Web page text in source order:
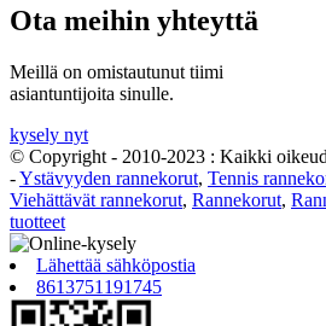
Ota meihin yhteyttä
Meillä on omistautunut tiimi
asiantuntijoita sinulle.
kysely nyt
© Copyright - 2010-2023 : Kaikki
-Ystävyyden rannekorut, Tennis
Viehättävät rannekorut, Rannekorut,
tuotteet
Lähettää sähköpostia
8613751191745